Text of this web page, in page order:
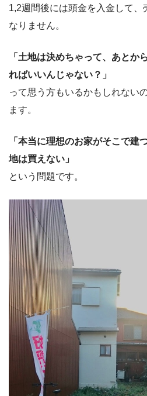
1,2週間後には頭金を入金して
なりません。
「土地は決めちゃって、あとか
ればいいんじゃない？」
って思う方もいるかもしれない
ます。
「本当に理想のお家がそこで建
地は買えない」
という問題です。